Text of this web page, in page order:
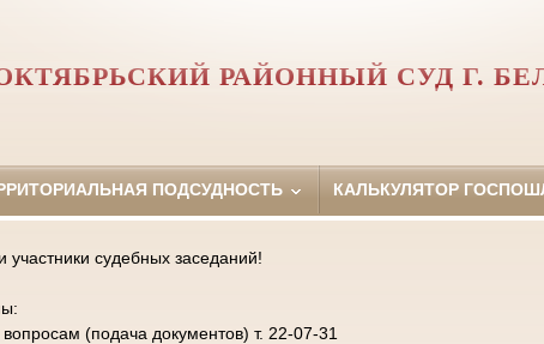
РАЙОННЫЙ СУД Г.
ПОДСУДНОСТЬ КАЛЬКУЛЯТОР
участники судебных заседаний!
(подача документов) т. 22-07-31